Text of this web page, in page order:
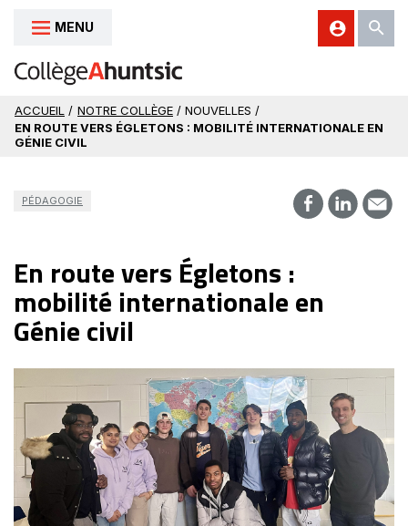
Aller au contenu
MENU
ACCUEIL / NOTRE COLLÈGE / NOUVELLES /
EN ROUTE VERS ÉGLETONS : MOBILITÉ INTERNATIONALE EN
GÉNIE CIVIL
PÉDAGOGIE
En route vers Égletons :
mobilité internationale en
Génie civil